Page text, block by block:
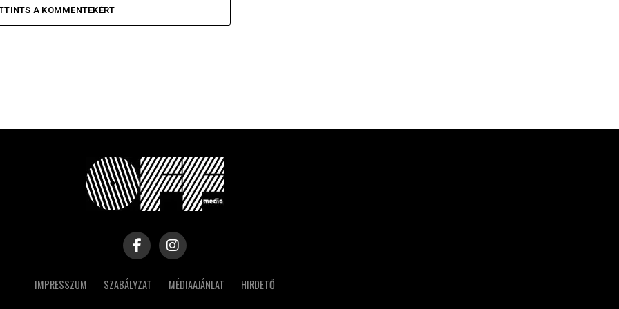
A KOMMENTEKÉRT
IMPRESSZUM SZABÁLYZAT MÉDIAAJÁNLAT HIRDETŐ